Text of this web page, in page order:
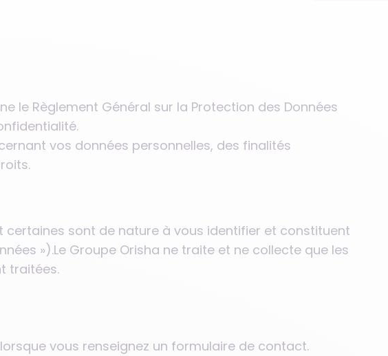
le Règlement Général sur la Protection des Données
vos données personnelles, des finalités
sont de nature à vous identifier et constituent
»).Le Groupe Orisha ne traite et ne collecte que les
traitées.
vous renseignez un formulaire de contact.